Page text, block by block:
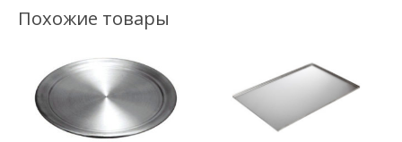
Похожие товары